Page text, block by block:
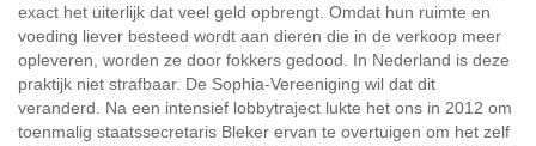
exact het uiterlijk dat veel geld opbrengt. Omdat hun ruimte en
voeding liever besteed wordt aan dieren die in de verkoop meer
opleveren, worden ze door fokkers gedood. In Nederland is deze
praktijk niet strafbaar. De Sophia-Vereeniging wil dat dit
veranderd. Na een intensief lobbytraject lukte het ons in 2012 om
toenmalig staatssecretaris Bleker ervan te overtuigen om het zelf